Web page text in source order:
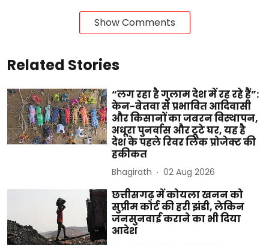
Show Comments
Related Stories
“लग रहा है गुलाम देश में रह रहे हैं”:
केन-बेतवा से प्रभावित आदिवासी
और किसानों का जबरन विस्थापन,
अधूरा पुनर्वास और टूटे घर, यह है
देश के पहले रिवर लिंक प्रोजेक्ट की
हकीकत
Bhagirath 02 Aug 2026
छत्तीसगढ़ में कोयला खनन को
सुप्रीम कोर्ट की हरी झंडी, लेकिन
जनसुनवाई कराने का भी दिया
आदेश